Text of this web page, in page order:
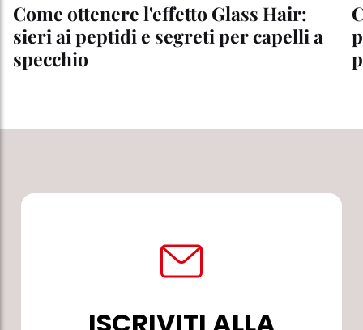
Come ottenere l'effetto Glass Hair:
sieri ai peptidi e segreti per capelli a
specchio